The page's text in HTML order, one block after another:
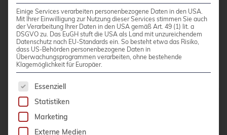
Version 15
,Version 14
) vom 27. Mai
beim Selbstkompilieren von Postgres und
das Starten des Standbys/der PITR-
Instanz damit behebt das Problem
ebenfalls. Von der Nicht-Verwendung von
Distributionspaketen von PostgreSQL
wird generell abgeraten, daher sollte diese
Alternative nur von Organisationen
gewählt werden, die PostgreSQL ohnehin
immer selbst bauen.
Einige Services verarbeiten personenbezogene Daten in den USA.
Mit Ihrer Einwilligung zur Nutzung dieser Services stimmen Sie auch
der Verarbeitung Ihrer Daten in den USA gemäß Art. 49 (1) lit. a
DSGVO zu. Das EuGH stuft die USA als Land mit unzureichendem
Datenschutz nach EU-Standards ein. So besteht etwa das Risiko,
dass US-Behörden personenbezogene Daten in
Überwachungsprogrammen verarbeiten, ohne bestehende
Klagemöglichkeit für Europäer.
Es folgt eine Liste der Service-Gruppen, für die
Essenziell
Statistiken
Marketing
Externe Medien